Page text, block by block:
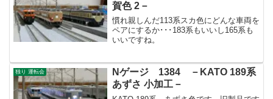
賀色 2－
慣れ親しんだ113系スカ色にどんな車両を
ペアにするか･･･183系もいいし165系も
いいですね。
独り 運転会
Nゲージ 1384 －KATO 189系
あずさ 小加工－